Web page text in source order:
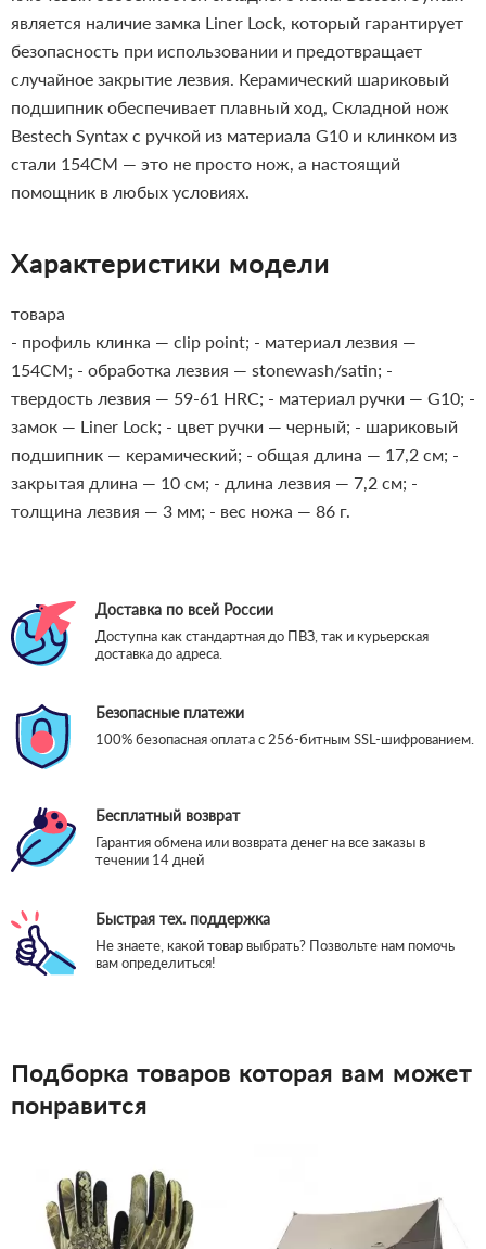
является наличие замка Liner Lock, который гарантирует
безопасность при использовании и предотвращает
случайное закрытие лезвия. Керамический шариковый
подшипник обеспечивает плавный ход, Складной нож
Bestech Syntax с ручкой из материала G10 и клинком из
стали 154CM — это не просто нож, а настоящий
помощник в любых условиях.
Характеристики модели
товара
- профиль клинка — clip point; - материал лезвия —
154CM; - обработка лезвия — stonewash/satin; -
твердость лезвия — 59-61 HRC; - материал ручки — G10; -
замок — Liner Lock; - цвет ручки — черный; - шариковый
подшипник — керамический; - общая длина — 17,2 см; -
закрытая длина — 10 см; - длина лезвия — 7,2 см; -
толщина лезвия — 3 мм; - вес ножа — 86 г.
Доставка по всей России
Доступна как стандартная до ПВЗ, так и курьерская
доставка до адреса.
Безопасные платежи
100% безопасная оплата с 256-битным SSL-шифрованием.
Бесплатный возврат
Гарантия обмена или возврата денег на все заказы в
течении 14 дней
Быстрая тех. поддержка
Не знаете, какой товар выбрать? Позвольте нам помочь
вам определиться!
Подборка товаров которая вам может
понравится